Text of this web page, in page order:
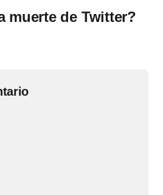
muerte de Twitter?